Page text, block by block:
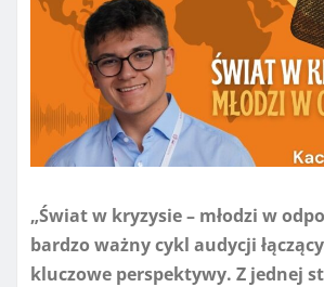
„Świat w kryzysie – młodzi w
bardzo ważny cykl audycji
kluczowe perspektywy. Z jednej